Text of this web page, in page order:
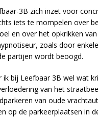
3B zich inzet voor
iets te mompelen over
en over het opkrikken
zoals door
partijen wordt beoogd.
ik bij Leefbaar 3B wel wat
van het
van oude
op de parkeerplaatsen in